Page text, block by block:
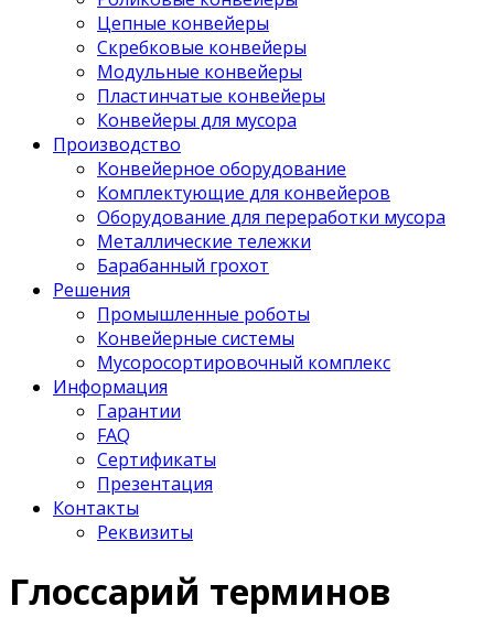
Цепные конвейеры
Скребковые конвейеры
Модульные конвейеры
Пластинчатые конвейеры
Конвейеры для мусора
Производство
Конвейерное оборудование
Комплектующие для конвейеров
Оборудование для переработки мусора
Металлические тележки
Барабанный грохот
Решения
Промышленные роботы
Конвейерные системы
Мусоросортировочный комплекс
Информация
Гарантии
FAQ
Сертификаты
Презентация
Контакты
Реквизиты
Глоссарий терминов